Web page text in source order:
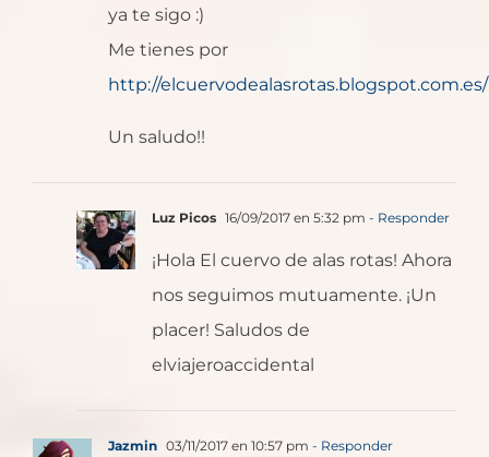
ya te sigo :)
Me tienes por
http://elcuervodealasrotas.blogspot.com.es/
Un saludo!!
Luz Picos 16/09/2017 en 5:32 pm - Responder
¡Hola El cuervo de alas rotas! Ahora
nos seguimos mutuamente. ¡Un
placer! Saludos de
elviajeroaccidental
Jazmin 03/11/2017 en 10:57 pm - Responder